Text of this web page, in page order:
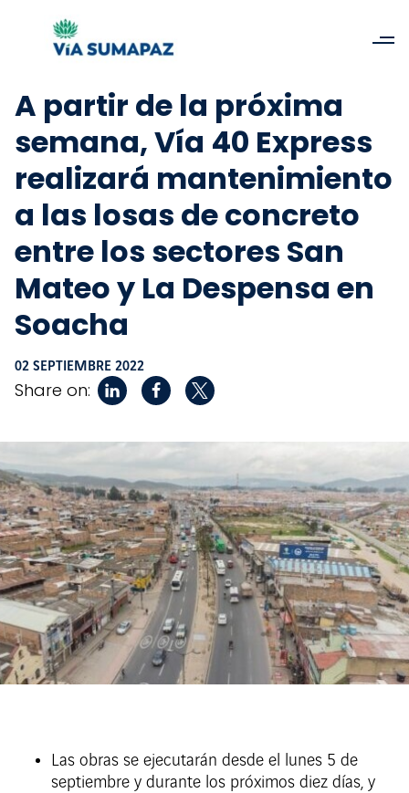
A partir de la próxima
semana, Vía 40 Express
realizará mantenimiento
a las losas de concreto
entre los sectores San
Mateo y La Despensa en
Soacha
02 SEPTIEMBRE 2022
Share on:
Las obras se ejecutarán desde el lunes 5 de
septiembre y durante los próximos diez días, y